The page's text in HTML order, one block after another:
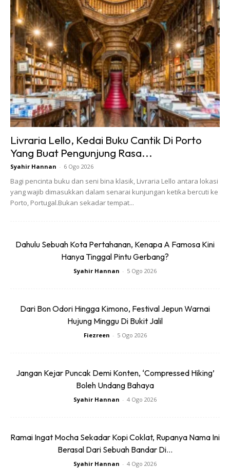
antarabangsa yang berlepas di lapangan terbang
domestikdi Malaysia.
Faham? Ke tak faham? Maksud dia, apa sahaja
penerbangan ke luar negara, tak kisah menaiki apa-apa
jenis pesawat yang akan terbang dari mana-mana
lapangan terbang dalam Malaysia akan tertakluk kepada
peraturan ini.
Tapi, tak akan tak ada kelonggaran?
Hanya bekascecair, gel atau aerosol tidak melebihi
100ml setiap satu dibenarkan dan dikehendaki
dibawa dalam beg plastik boleh tutup semula
Livraria Lello, Kedai Buku Cantik Di Porto
Yang Buat Pengunjung Rasa...
Syahir Hannan - 6 Ogo 2026
Bagi pencinta buku dan seni bina klasik, Livraria Lello antara lokasi
yang wajib dimasukkan dalam senarai kunjungan ketika bercuti ke
Porto, Portugal.Bukan sekadar tempat...
Dahulu Sebuah Kota Pertahanan, Kenapa A Famosa Kini
Hanya Tinggal Pintu Gerbang?
Syahir Hannan - 5 Ogo 2026
Dari Bon Odori Hingga Kimono, Festival Jepun Warnai
Hujung Minggu Di Bukit Jalil
Fiezreen - 5 Ogo 2026
Jangan Kejar Puncak Demi Konten, ‘Compressed Hiking’
Boleh Undang Bahaya
Syahir Hannan - 4 Ogo 2026
Ramai Ingat Mocha Sekadar Kopi Coklat, Rupanya Nama Ini
Berasal Dari Sebuah Bandar Di...
Syahir Hannan - 4 Ogo 2026